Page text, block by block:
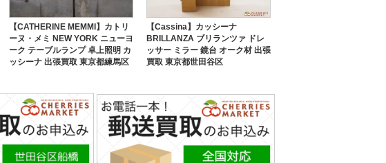
【CATHERINE MEMMI】カトリ
ーヌ・メミ NEW YORK ニューヨ
ーク テーブルランプ 卓上照明 カ
ッシーナ 出張買取 東京都練馬区
【Cassina】カッシーナ
BRILLANZA ブリランツァ ドレ
ッサー ミラー 鏡台 オーク材 出張
買取 東京都世田谷区